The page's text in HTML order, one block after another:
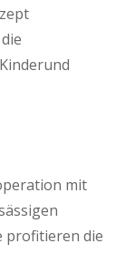
mit
profitieren die